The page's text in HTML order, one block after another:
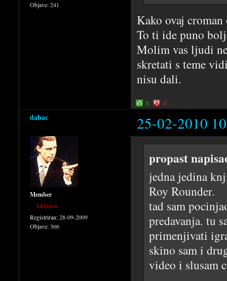
Objave:241
Kako ovaj
To ti ide puno
Molim vas ljudi
skretati s teme
nisu dali.
0 0
dabac 25-02-2010
Member
Isključen
Registriran:28-09-2009
Objave:366
propast
jedna jedina
Roy Rounder.
tad sam
predavanja. tu
primenjivati
skino sam i
video i slusam